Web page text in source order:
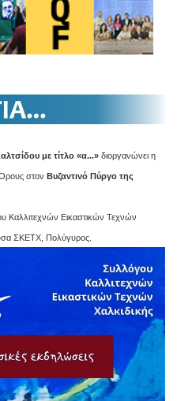
με τίτλο «α...» διοργανώνει η
Όρους στον Βυζαντινό Πύργο της
Καλλιτεχνών Εικαστικών Τεχνών
ΣΚΕΤΧ, Πολύγυρος.